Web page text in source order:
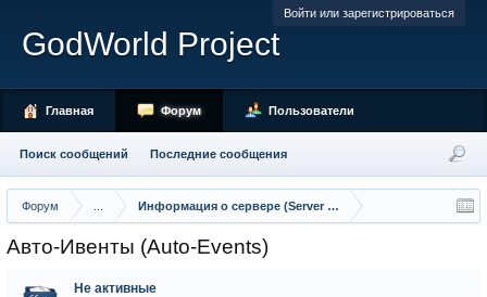
Войти или зарегистрироваться
Форум Информация о сервере (Server info)
Авто-Ивенты (Auto-Events)
Не активные
GodWorld Project
Главная Форум
Поиск сообщений Последние сообщения
Пользователи